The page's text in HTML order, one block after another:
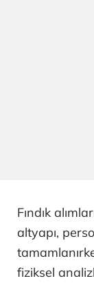
Fındık
altyapı,
fiziksel